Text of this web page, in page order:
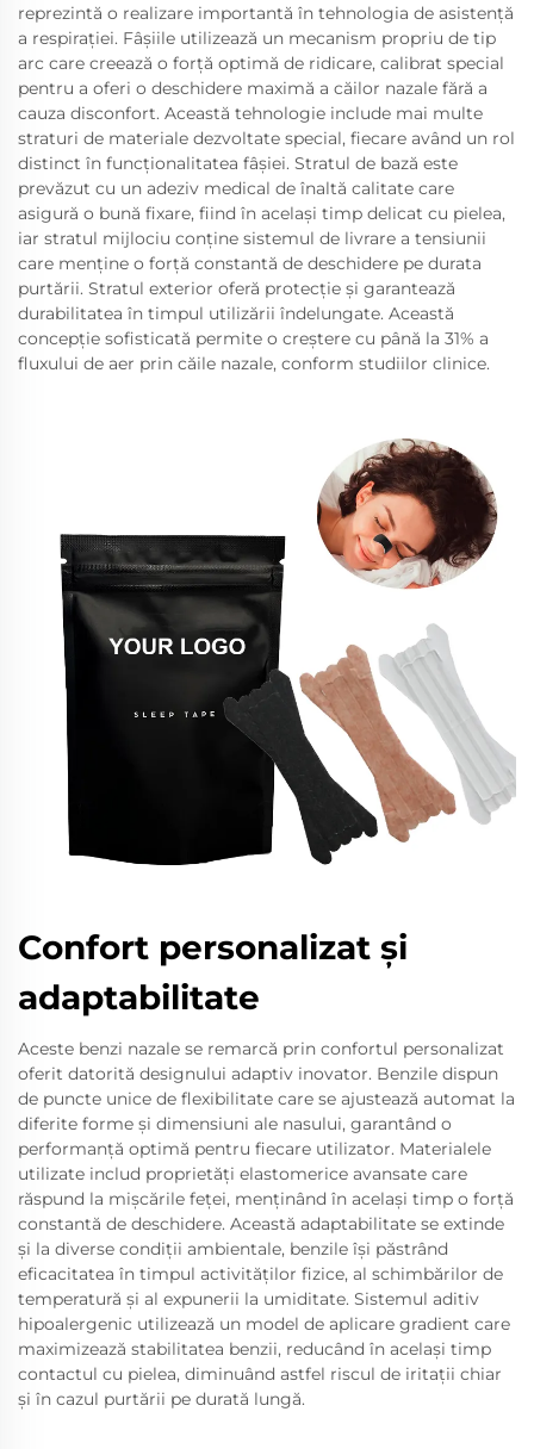
reprezintă o realizare importantă în tehnologia de asistență
a respirației. Fâșiile utilizează un mecanism propriu de tip
arc care creează o forță optimă de ridicare, calibrat special
pentru a oferi o deschidere maximă a căilor nazale fără a
cauza disconfort. Această tehnologie include mai multe
straturi de materiale dezvoltate special, fiecare având un rol
distinct în funcționalitatea fâșiei. Stratul de bază este
prevăzut cu un adeziv medical de înaltă calitate care
asigură o bună fixare, fiind în același timp delicat cu pielea,
iar stratul mijlociu conține sistemul de livrare a tensiunii
care menține o forță constantă de deschidere pe durata
purtării. Stratul exterior oferă protecție și garantează
durabilitatea în timpul utilizării îndelungate. Această
concepție sofisticată permite o creștere cu până la 31% a
fluxului de aer prin căile nazale, conform studiilor clinice.
Confort personalizat și
adaptabilitate
Aceste benzi nazale se remarcă prin confortul personalizat
oferit datorită designului adaptiv inovator. Benzile dispun
de puncte unice de flexibilitate care se ajustează automat la
diferite forme și dimensiuni ale nasului, garantând o
performanță optimă pentru fiecare utilizator. Materialele
utilizate includ proprietăți elastomerice avansate care
răspund la mișcările feței, menținând în același timp o forță
constantă de deschidere. Această adaptabilitate se extinde
și la diverse condiții ambientale, benzile își păstrând
eficacitatea în timpul activităților fizice, al schimbărilor de
temperatură și al expunerii la umiditate. Sistemul aditiv
hipoalergenic utilizează un model de aplicare gradient care
maximizează stabilitatea benzii, reducând în același timp
contactul cu pielea, diminuând astfel riscul de iritații chiar
și în cazul purtării pe durată lungă.